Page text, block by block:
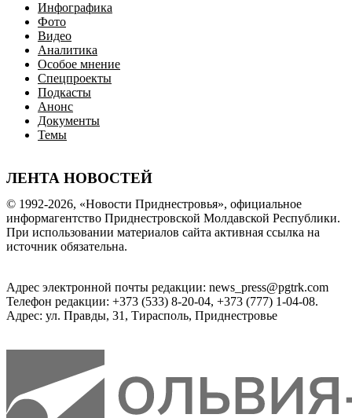
Инфографика
Фото
Видео
Аналитика
Особое мнение
Спецпроекты
Подкасты
Анонс
Документы
Темы
ЛЕНТА НОВОСТЕЙ
© 1992-2026, «Новости Приднестровья», официальное
информагентство Приднестровской Молдавской Республики.
При использовании материалов сайта активная ссылка на
источник обязательна.
Адрес электронной почты редакции: news_press@pgtrk.com
Телефон редакции: +373 (533) 8-20-04, +373 (777) 1-04-08.
Адрес: ул. Правды, 31, Тирасполь, Приднестровье